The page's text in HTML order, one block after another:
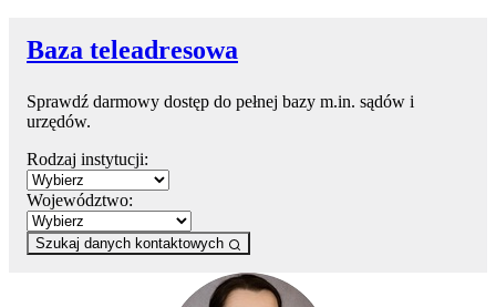
Baza teleadresowa
Sprawdź darmowy dostęp do pełnej bazy m.in. sądów i
urzędów.
Rodzaj instytucji:
Województwo:
Szukaj danych kontaktowych